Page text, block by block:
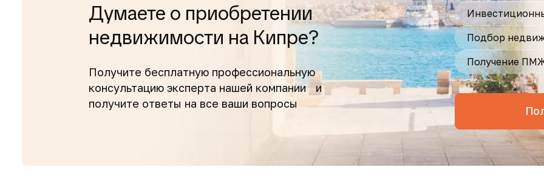
Думаете о приобретении
недвижимости на Кипре?
Получите бесплатную профессиональную
консультацию эксперта нашей компании и
получите ответы на все ваши вопросы
Подбор
Получение